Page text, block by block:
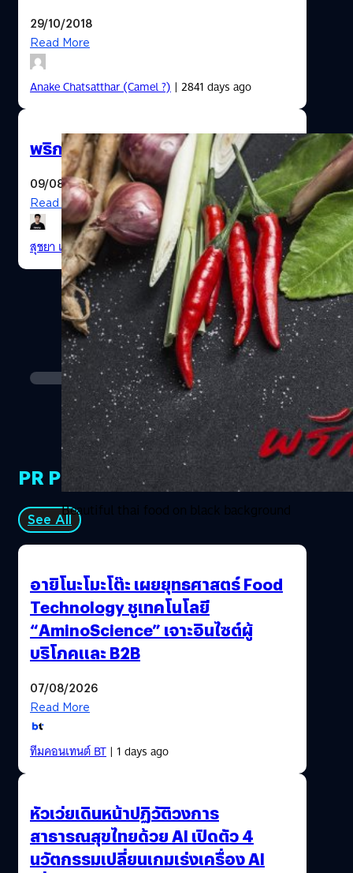
29/10/2018
Read More
Anake Chatsatthar (Camel ?)| 2841 days ago
Beautiful thai food on black background
พริกแกง : มีดีที่ภาพสวย(แค่นั้น)
09/08/2016
Read More
สุชยา เกษจำรัส| 3652 days ago
PR Partners
See All
อายิโนะโมะโต๊ะ เผยยุทธศาสตร์ Food
Technology ชูเทคโนโลยี
“AminoScience” เจาะอินไซต์ผู้
บริโภคและ B2B
07/08/2026
Read More
ทีมคอนเทนต์ BT| 1 days ago
หัวเว่ยเดินหน้าปฏิวัติวงการ
สาธารณสุขไทยด้วย AI เปิดตัว 4
นวัตกรรมเปลี่ยนเกมเร่งเครื่อง AI